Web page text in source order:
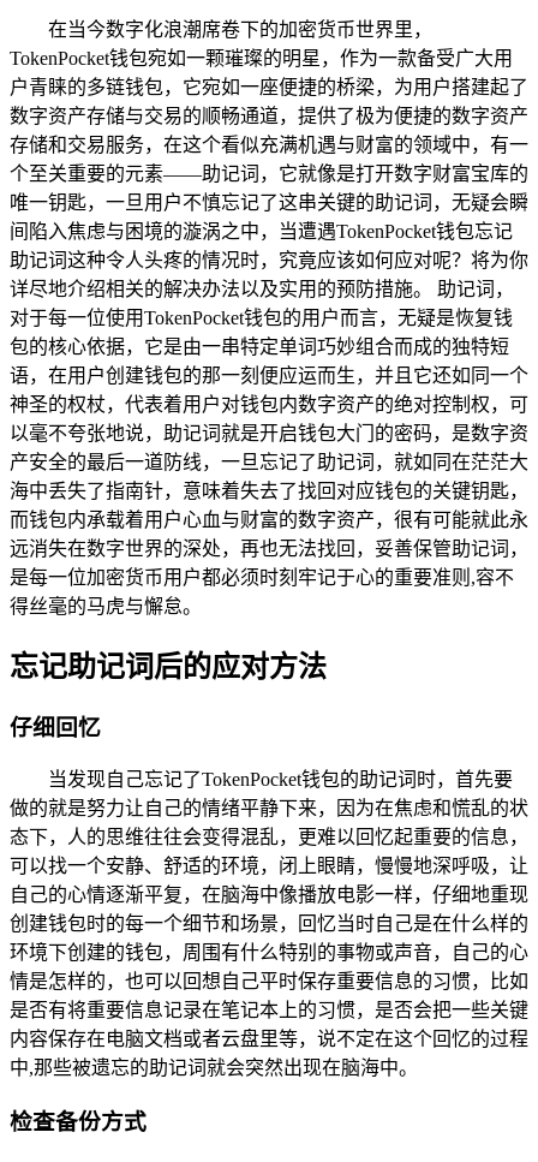
在当今数字化浪潮席卷下的加密货币世界里，
TokenPocket钱包宛如一颗璀璨的明星，作为一款备受广大用
户青睐的多链钱包，它宛如一座便捷的桥梁，为用户搭建起了
数字资产存储与交易的顺畅通道，提供了极为便捷的数字资产
存储和交易服务，在这个看似充满机遇与财富的领域中，有一
个至关重要的元素——助记词，它就像是打开数字财富宝库的
唯一钥匙，一旦用户不慎忘记了这串关键的助记词，无疑会瞬
间陷入焦虑与困境的漩涡之中，当遭遇TokenPocket钱包忘记
助记词这种令人头疼的情况时，究竟应该如何应对呢？将为你
详尽地介绍相关的解决办法以及实用的预防措施。 助记词，
对于每一位使用TokenPocket钱包的用户而言，无疑是恢复钱
包的核心依据，它是由一串特定单词巧妙组合而成的独特短
语，在用户创建钱包的那一刻便应运而生，并且它还如同一个
神圣的权杖，代表着用户对钱包内数字资产的绝对控制权，可
以毫不夸张地说，助记词就是开启钱包大门的密码，是数字资
产安全的最后一道防线，一旦忘记了助记词，就如同在茫茫大
海中丢失了指南针，意味着失去了找回对应钱包的关键钥匙，
而钱包内承载着用户心血与财富的数字资产，很有可能就此永
远消失在数字世界的深处，再也无法找回，妥善保管助记词，
是每一位加密货币用户都必须时刻牢记于心的重要准则,容不
得丝毫的马虎与懈怠。
忘记助记词后的应对方法
仔细回忆
当发现自己忘记了TokenPocket钱包的助记词时，首先要
做的就是努力让自己的情绪平静下来，因为在焦虑和慌乱的状
态下，人的思维往往会变得混乱，更难以回忆起重要的信息，
可以找一个安静、舒适的环境，闭上眼睛，慢慢地深呼吸，让
自己的心情逐渐平复，在脑海中像播放电影一样，仔细地重现
创建钱包时的每一个细节和场景，回忆当时自己是在什么样的
环境下创建的钱包，周围有什么特别的事物或声音，自己的心
情是怎样的，也可以回想自己平时保存重要信息的习惯，比如
是否有将重要信息记录在笔记本上的习惯，是否会把一些关键
内容保存在电脑文档或者云盘里等，说不定在这个回忆的过程
中,那些被遗忘的助记词就会突然出现在脑海中。
检查备份方式